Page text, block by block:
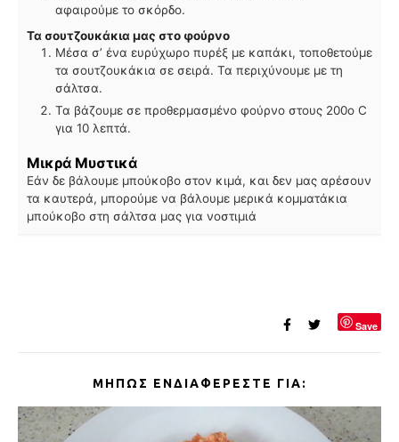
αφαιρούμε το σκόρδο.
Τα σουτζουκάκια μας στο φούρνο
Μέσα σ’ ένα ευρύχωρο πυρέξ με καπάκι, τοποθετούμε
τα σουτζουκάκια σε σειρά. Τα περιχύνουμε με τη
σάλτσα.
Τα βάζουμε σε προθερμασμένο φούρνο στους 200ο C
για 10 λεπτά.
Μικρά Μυστικά
Εάν δε βάλουμε μπούκοβο στον κιμά, και δεν μας αρέσουν
τα καυτερά, μπορούμε να βάλουμε μερικά κομματάκια
μπούκοβο στη σάλτσα μας για νοστιμιά
Save
ΜΉΠΩΣ ΕΝΔΙΑΦΈΡΕΣΤΕ ΓΙΑ: